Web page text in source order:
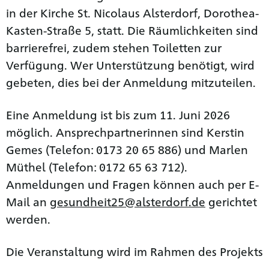
in der Kirche St. Nicolaus Alsterdorf, Dorothea-
Kasten-Straße 5, statt. Die Räumlichkeiten sind
barrierefrei, zudem stehen Toiletten zur
Verfügung. Wer Unterstützung benötigt, wird
gebeten, dies bei der Anmeldung mitzuteilen.
Eine Anmeldung ist bis zum 11. Juni 2026
möglich. Ansprechpartnerinnen sind Kerstin
Gemes (Telefon: 0173 20 65 886) und Marlen
Müthel (Telefon: 0172 65 63 712).
Anmeldungen und Fragen können auch per E-
Mail an gesundheit25@alsterdorf.de gerichtet
werden.
Die Veranstaltung wird im Rahmen des Projekts